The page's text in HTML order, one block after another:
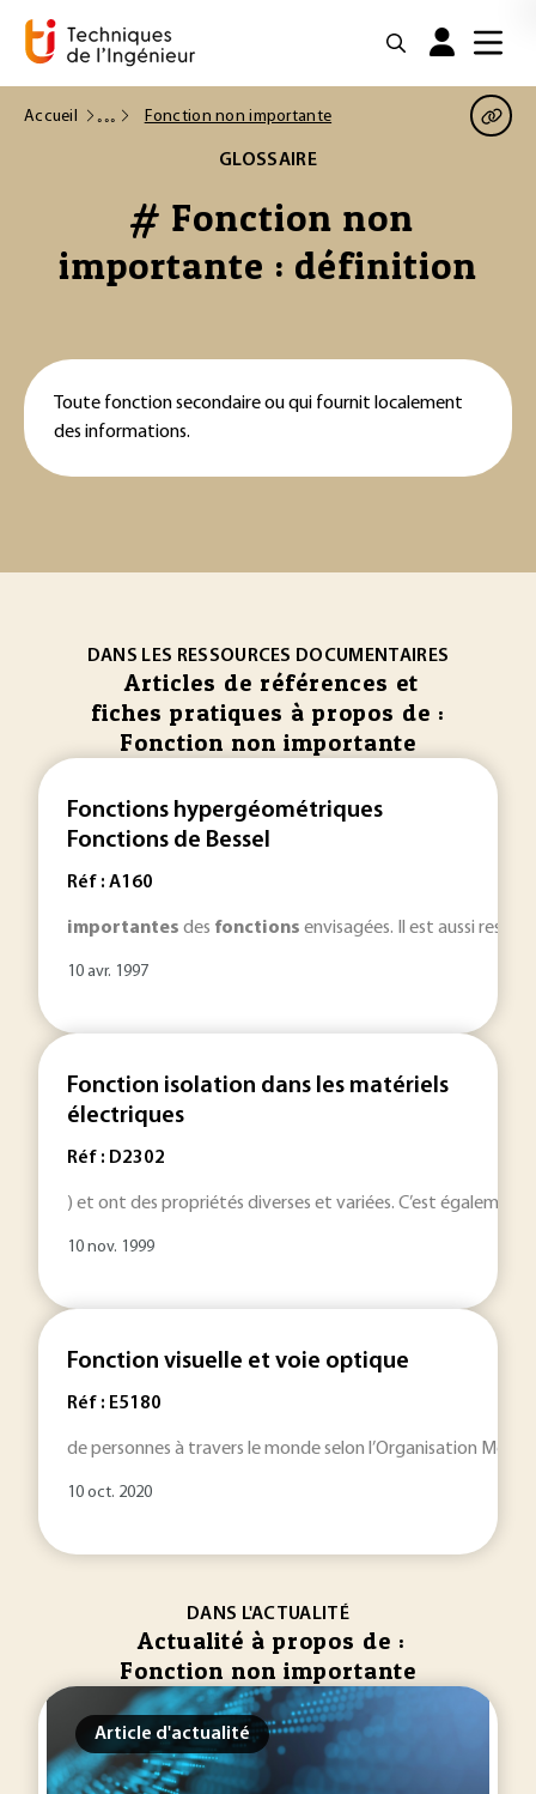
Accueil Fonction non importante
GLOSSAIRE
# Fonction non
importante : définition
Toute fonction secondaire ou qui fournit localement
des informations.
DANS LES RESSOURCES DOCUMENTAIRES
Articles de références et
fiches pratiques à propos de :
Fonction non importante
Fonctions hypergéométriques
Fonctions de Bessel
Réf : A160
importantes des fonctions envisagées. Il est aussi
10 avr. 1997
Fonction isolation dans les matériels
électriques
Réf : D2302
) et ont des propriétés diverses et variées. C’est
10 nov. 1999
Fonction visuelle et voie optique
Réf : E5180
de personnes à travers le monde selon l’Organisation
10 oct. 2020
DANS L'ACTUALITÉ
Actualité à propos de :
Fonction non importante
Article d'actualité